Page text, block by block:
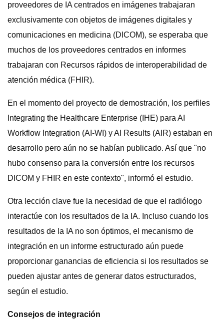
proveedores de IA centrados en imágenes trabajaran
exclusivamente con objetos de imágenes digitales y
comunicaciones en medicina (DICOM), se esperaba que
muchos de los proveedores centrados en informes
trabajaran con Recursos rápidos de interoperabilidad de
atención médica (FHIR).
En el momento del proyecto de demostración, los perfiles
Integrating the Healthcare Enterprise (IHE) para AI
Workflow Integration (AI-WI) y AI Results (AIR) estaban en
desarrollo pero aún no se habían publicado. Así que "no
hubo consenso para la conversión entre los recursos
DICOM y FHIR en este contexto", informó el estudio.
Otra lección clave fue la necesidad de que el radiólogo
interactúe con los resultados de la IA. Incluso cuando los
resultados de la IA no son óptimos, el mecanismo de
integración en un informe estructurado aún puede
proporcionar ganancias de eficiencia si los resultados se
pueden ajustar antes de generar datos estructurados,
según el estudio.
Consejos de integración